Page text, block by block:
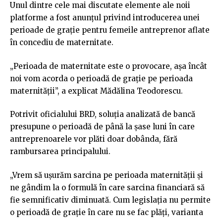
Unul dintre cele mai discutate elemente ale noii
platforme a fost anunțul privind introducerea unei
perioade de grație pentru femeile antreprenor aflate
în concediu de maternitate.
„Perioada de maternitate este o provocare, așa încât
noi vom acorda o perioadă de grație pe perioada
maternității”, a explicat Mădălina Teodorescu.
Potrivit oficialului BRD, soluția analizată de bancă
presupune o perioadă de până la șase luni în care
antreprenoarele vor plăti doar dobânda, fără
rambursarea principalului.
„Vrem să ușurăm sarcina pe perioada maternității și
ne gândim la o formulă în care sarcina financiară să
fie semnificativ diminuată. Cum legislația nu permite
o perioadă de grație în care nu se fac plăți, varianta